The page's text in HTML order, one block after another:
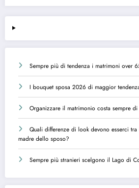
Sempre più di tendenza i matrimoni over
I bouquet sposa 2026 di maggior
Organizzare il matrimonio costa sempre
Quali differenze di look devono esserci
madre dello sposo?
Sempre più stranieri scelgono il Lago di